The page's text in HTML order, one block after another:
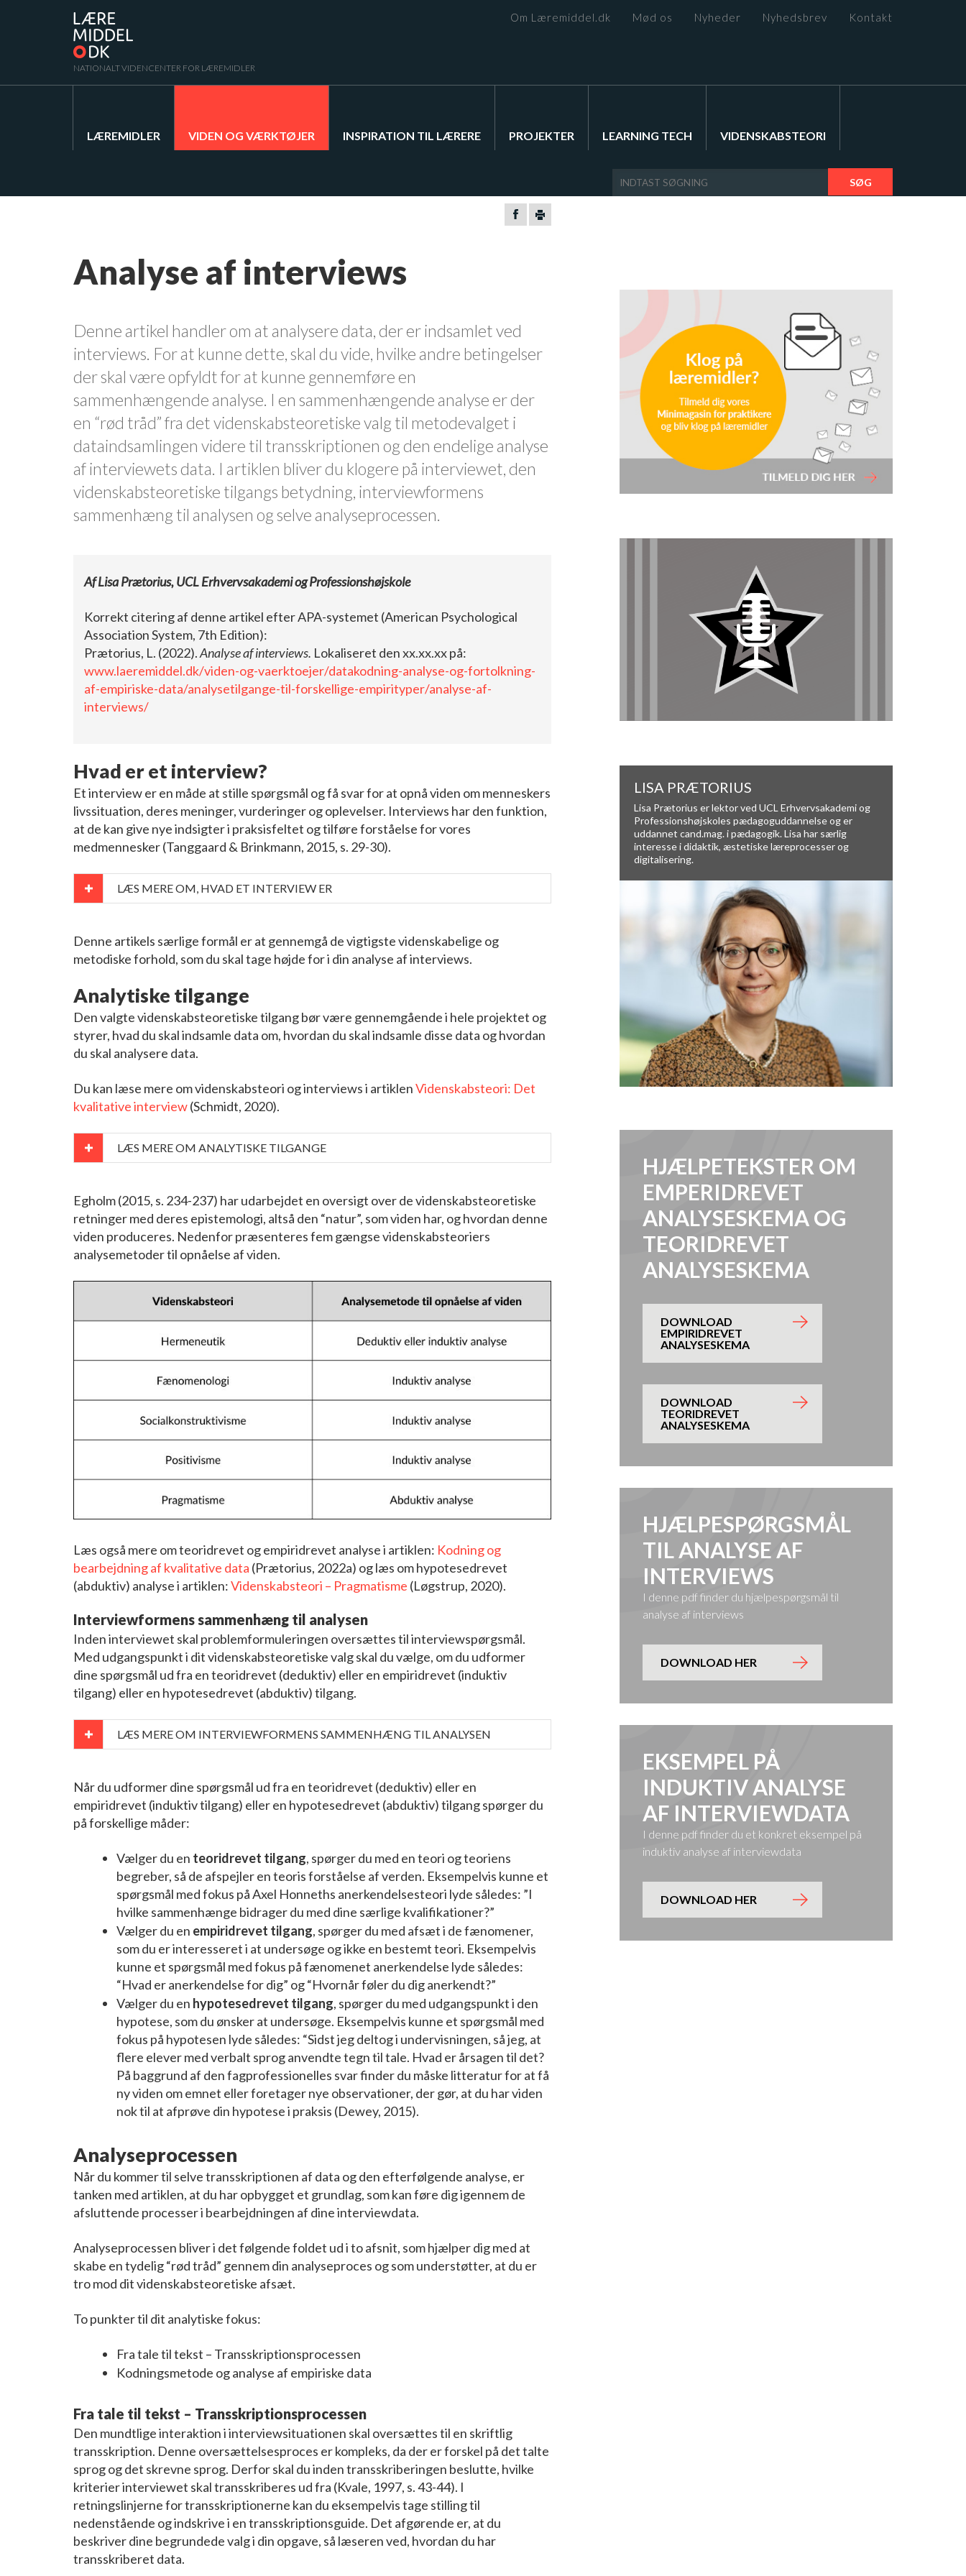
NATIONALT VIDENCENTER FOR LÆREMIDLER
Om Læremiddel.dk Mød os Nyheder Nyhedsbrev Kontakt
LÆREMIDLER VIDEN OG VÆRKTØJER INSPIRATION TIL LÆRERE PROJEKTER LEARNING TECH VIDENSKABSTEORI
SØG
Analyse af interviews
Denne artikel handler om at analysere data, der er indsamlet ved
interviews. For at kunne dette, skal du vide, hvilke andre betingelser
der skal være opfyldt for at kunne gennemføre en
sammenhængende analyse. I en sammenhængende analyse er der
en “rød tråd” fra det videnskabsteoretiske valg til metodevalget i
dataindsamlingen videre til transskriptionen og den endelige analyse
af interviewets data. I artiklen bliver du klogere på interviewet, den
videnskabsteoretiske tilgangs betydning, interviewformens
sammenhæng til analysen og selve analyseprocessen.
Af Lisa Prætorius, UCL Erhvervsakademi og Professionshøjskole
Korrekt citering af denne artikel efter APA-systemet (American Psychological
Association System, 7th Edition):
Prætorius, L. (2022).Analyse af interviews. Lokaliseret den xx.xx.xx på:
www.laeremiddel.dk/viden-og-vaerktoejer/datakodning-analyse-og-fortolkning-
af-empiriske-data/analysetilgange-til-forskellige-empirityper/analyse-af-
interviews/
Hvad er et interview?
Et interview er en måde at stille spørgsmål og få svar for at opnå viden om menneskers
livssituation, deres meninger, vurderinger og oplevelser. Interviews har den funktion,
at de kan give nye indsigter i praksisfeltet og tilføre forståelse for vores
medmennesker (Tanggaard & Brinkmann, 2015, s. 29-30).
LÆS MERE OM, HVAD ET INTERVIEW ER
Denne artikels særlige formål er at gennemgå de vigtigste videnskabelige og
metodiske forhold, som du skal tage højde for i din analyse af interviews.
Analytiske tilgange
Den valgte videnskabsteoretiske tilgang bør være gennemgående i hele projektet og
styrer, hvad du skal indsamle data om, hvordan du skal indsamle disse data og hvordan
du skal analysere data.
Du kan læse mere om videnskabsteori og interviews i artiklenVidenskabsteori: Det
kvalitative interview(Schmidt, 2020).
LÆS MERE OM ANALYTISKE TILGANGE
Egholm (2015, s. 234-237) har udarbejdet en oversigt over de videnskabsteoretiske
retninger med deres epistemologi, altså den “natur”, som viden har, og hvordan denne
viden produceres. Nedenfor præsenteres fem gængse videnskabsteoriers
analysemetoder til opnåelse af viden.
Læs også mere om teoridrevet og empiridrevet analyse i artiklen: Kodning og
bearbejdning af kvalitative data (Prætorius, 2022a) og læs om hypotesedrevet
(abduktiv) analyse i artiklen:Videnskabsteori – Pragmatisme (Løgstrup, 2020).
Interviewformens sammenhæng til analysen
Inden interviewet skal problemformuleringen oversættes til interviewspørgsmål.
Med udgangspunkt i dit videnskabsteoretiske valg skal du vælge, om du udformer
dine spørgsmål ud fra en teoridrevet (deduktiv) eller en empiridrevet (induktiv
tilgang) eller en hypotesedrevet (abduktiv) tilgang.
LÆS MERE OM INTERVIEWFORMENS SAMMENHÆNG TIL ANALYSEN
Når du udformer dine spørgsmål ud fra en teoridrevet (deduktiv) eller en
empiridrevet (induktiv tilgang) eller en hypotesedrevet (abduktiv) tilgang spørger du
på forskellige måder:
Vælger du en teoridrevet tilgang, spørger du med en teori og teoriens
begreber, så de afspejler en teoris forståelse af verden. Eksempelvis kunne et
spørgsmål med fokus på Axel Honneths anerkendelsesteori lyde således: ”I
hvilke sammenhænge bidrager du med dine særlige kvalifikationer?”
Vælger du en empiridrevet tilgang, spørger du med afsæt i de fænomener,
som du er interesseret i at undersøge og ikke en bestemt teori. Eksempelvis
kunne et spørgsmål med fokus på fænomenet anerkendelse lyde således:
“Hvad er anerkendelse for dig” og “Hvornår føler du dig anerkendt?”
Vælger du en hypotesedrevet tilgang, spørger du med udgangspunkt i den
hypotese, som du ønsker at undersøge. Eksempelvis kunne et spørgsmål med
fokus på hypotesen lyde således: “Sidst jeg deltog i undervisningen, så jeg, at
flere elever med verbalt sprog anvendte tegn til tale. Hvad er årsagen til det?
På baggrund af den fagprofessionelles svar finder du måske litteratur for at få
ny viden om emnet eller foretager nye observationer, der gør, at du har viden
nok til at afprøve din hypotese i praksis (Dewey, 2015).
Analyseprocessen
Når du kommer til selve transskriptionen af data og den efterfølgende analyse, er
tanken med artiklen, at du har opbygget et grundlag, som kan føre dig igennem de
afsluttende processer i bearbejdningen af dine interviewdata.
Analyseprocessen bliver i det følgende foldet ud i to afsnit, som hjælper dig med at
skabe en tydelig “rød tråd” gennem din analyseproces og som understøtter, at du er
tro mod dit videnskabsteoretiske afsæt.
To punkter til dit analytiske fokus:
Fra tale til tekst – Transskriptionsprocessen
Kodningsmetode og analyse af empiriske data
Fra tale til tekst – Transskriptionsprocessen
Den mundtlige interaktion i interviewsituationen skal oversættes til en skriftlig
transskription. Denne oversættelsesproces er kompleks, da der er forskel på det talte
sprog og det skrevne sprog. Derfor skal du inden transskriberingen beslutte, hvilke
kriterier interviewet skal transskriberes ud fra (Kvale, 1997, s. 43-44). I
retningslinjerne for transskriptionerne kan du eksempelvis tage stilling til
nedenstående og indskrive i en transskriptionsguide. Det afgørende er, at du
beskriver dine begrundede valg i din opgave, så læseren ved, hvordan du har
transskriberet data.
LISA PRÆTORIUS
Lisa Prætorius er lektor ved UCL Erhvervsakademi og
Professionshøjskoles pædagoguddannelse og er
uddannet cand.mag. i pædagogik. Lisa har særlig
interesse i didaktik, æstetiske læreprocesser og
digitalisering.
HJÆLPETEKSTER OM
EMPERIDREVET
ANALYSESKEMA OG
TEORIDREVET
ANALYSESKEMA
DOWNLOAD
EMPIRIDREVET
ANALYSESKEMA
DOWNLOAD
TEORIDREVET
ANALYSESKEMA
HJÆLPESPØRGSMÅL
TIL ANALYSE AF
INTERVIEWS
I denne pdf finder du hjælpespørgsmål til
analyse af interviews
DOWNLOAD HER
EKSEMPEL PÅ
INDUKTIV ANALYSE
AF INTERVIEWDATA
I denne pdf finder du et konkret eksempel på
induktiv analyse af interviewdata
DOWNLOAD HER